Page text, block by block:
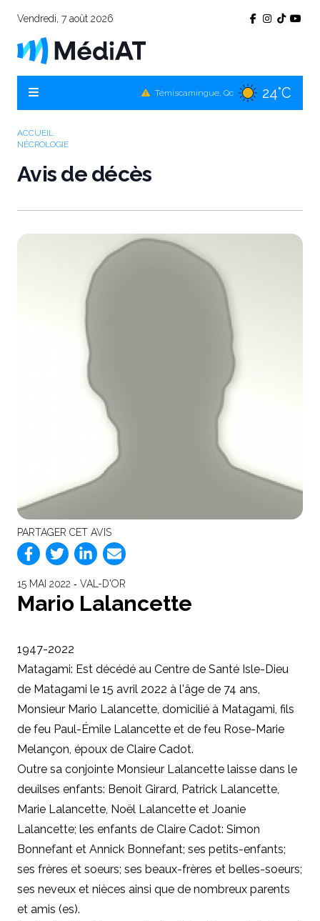
Vendredi, 7 août 2026
24°C
La Sarre, Qc 24°C
ACCUEIL
NÉCROLOGIE
Avis de décès
PARTAGER CET AVIS
15 MAI 2022 ‐ VAL-D'OR
Mario Lalancette
1947-2022
Matagami: Est décédé au Centre de Santé Isle-Dieu
de Matagami le 15 avril 2022 à l'âge de 74 ans,
Monsieur Mario Lalancette, domicilié à Matagami, fils
de feu Paul-Émile Lalancette et de feu Rose-Marie
Melançon, époux de Claire Cadot.
Outre sa conjointe Monsieur Lalancette laisse dans le
deuilses enfants: Benoit Girard, Patrick Lalancette,
Marie Lalancette, Noël Lalancette et Joanie
Lalancette; les enfants de Claire Cadot: Simon
Bonnefant et Annick Bonnefant; ses petits-enfants;
ses frères et soeurs; ses beaux-frères et belles-soeurs;
ses neveux et nièces ainsi que de nombreux parents
et amis (es).